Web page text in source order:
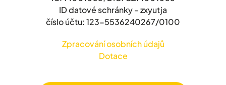
ID datové schránky - zxyutja
číslo účtu: 123-5536240267/0100
Zpracování osobních údajů
Dotace